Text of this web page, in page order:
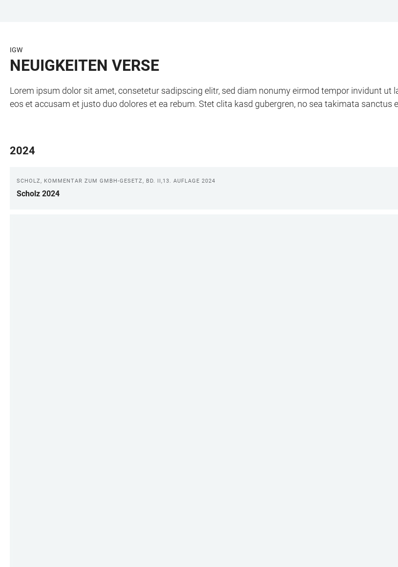
BARRIEREFREIHEIT
IGW
NEUIGKEITEN VERSE
Lorem ipsum dolor sit amet, consetetur sadipscing elitr, sed diam nonumy eirmod tempor invidunt
eos et accusam et justo duo dolores et ea rebum. Stet clita kasd gubergren, no sea takimata
2024
SCHOLZ, KOMMENTAR ZUM GMBH-GESETZ, BD. II,13. AUFLAGE 2024
Scholz 2024